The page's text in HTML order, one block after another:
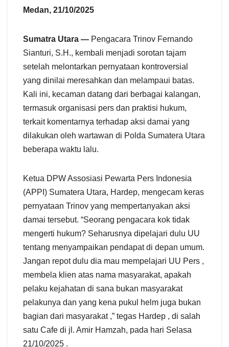
e
Medan, 21/10/2025
Sumatra Utara — Pengacara Trinov Fernando
Sianturi, S.H., kembali menjadi sorotan tajam
setelah melontarkan pernyataan kontroversial
yang dinilai meresahkan dan melampaui batas.
Kali ini, kecaman datang dari berbagai kalangan,
termasuk organisasi pers dan praktisi hukum,
terkait komentarnya terhadap aksi damai yang
dilakukan oleh wartawan di Polda Sumatera Utara
beberapa waktu lalu.
Ketua DPW Assosiasi Pewarta Pers Indonesia
(APPI) Sumatera Utara, Hardep, mengecam keras
pernyataan Trinov yang mempertanyakan aksi
damai tersebut. “Seorang pengacara kok tidak
mengerti hukum? Seharusnya dipelajari dulu UU
tentang menyampaikan pendapat di depan umum.
Jangan repot dulu dia mau mempelajari UU Pers ,
membela klien atas nama masyarakat, apakah
pelaku kejahatan di sana bukan masyarakat
pelakunya dan yang kena pukul helm juga bukan
bagian dari masyarakat ,” tegas Hardep , di salah
satu Cafe di jl. Amir Hamzah, pada hari Selasa
21/10/2025 .